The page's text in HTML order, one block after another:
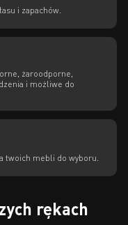
i zapachów.
żaroodporne,
i możliwe do
twoich mebli do wyboru.
rękach